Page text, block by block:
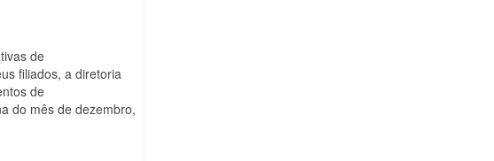
de
filiados, a diretoria
de
do mês de dezembro,